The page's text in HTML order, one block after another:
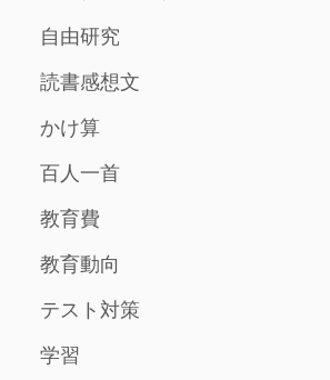
自由研究
読書感想文
かけ算
百人一首
教育費
教育動向
テスト対策
学習